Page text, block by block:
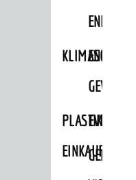
GEWERBE
EINKAUFSSTADT
EVENTS